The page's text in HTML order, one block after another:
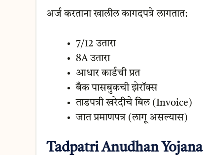
अर्ज करताना खालील कागदपत्रे लागतात:
7/12 उतारा
8A उतारा
आधार कार्डची प्रत
बँक पासबुकची झेरॉक्स
ताडपत्री खरेदीचे बिल (Invoice)
जात प्रमाणपत्र (लागू असल्यास)
Tadpatri Anudhan Yojana